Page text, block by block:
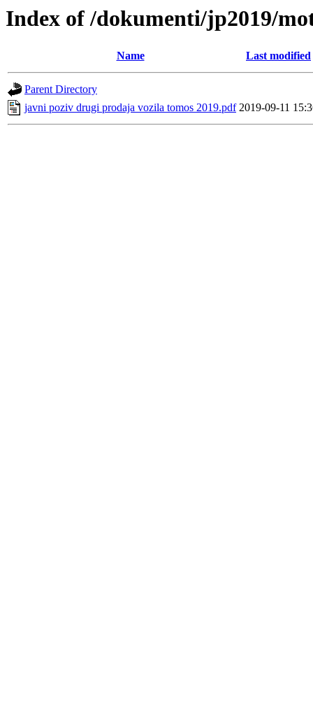
Index of /dokumenti/jp2019/
Name Last modified
Parent Directory
javni poziv drugi prodaja vozila tomos 2019.pdf 2019-09-11